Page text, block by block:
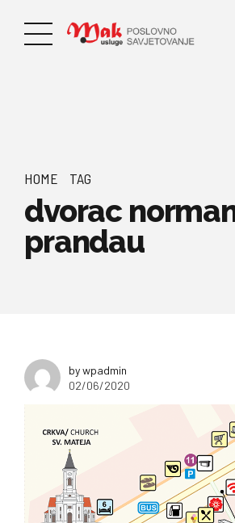
HOME TAG
dvorac
prandau
by wpadmin
02/06/2020